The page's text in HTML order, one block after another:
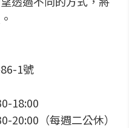
1號
18:00
（每週二公休）